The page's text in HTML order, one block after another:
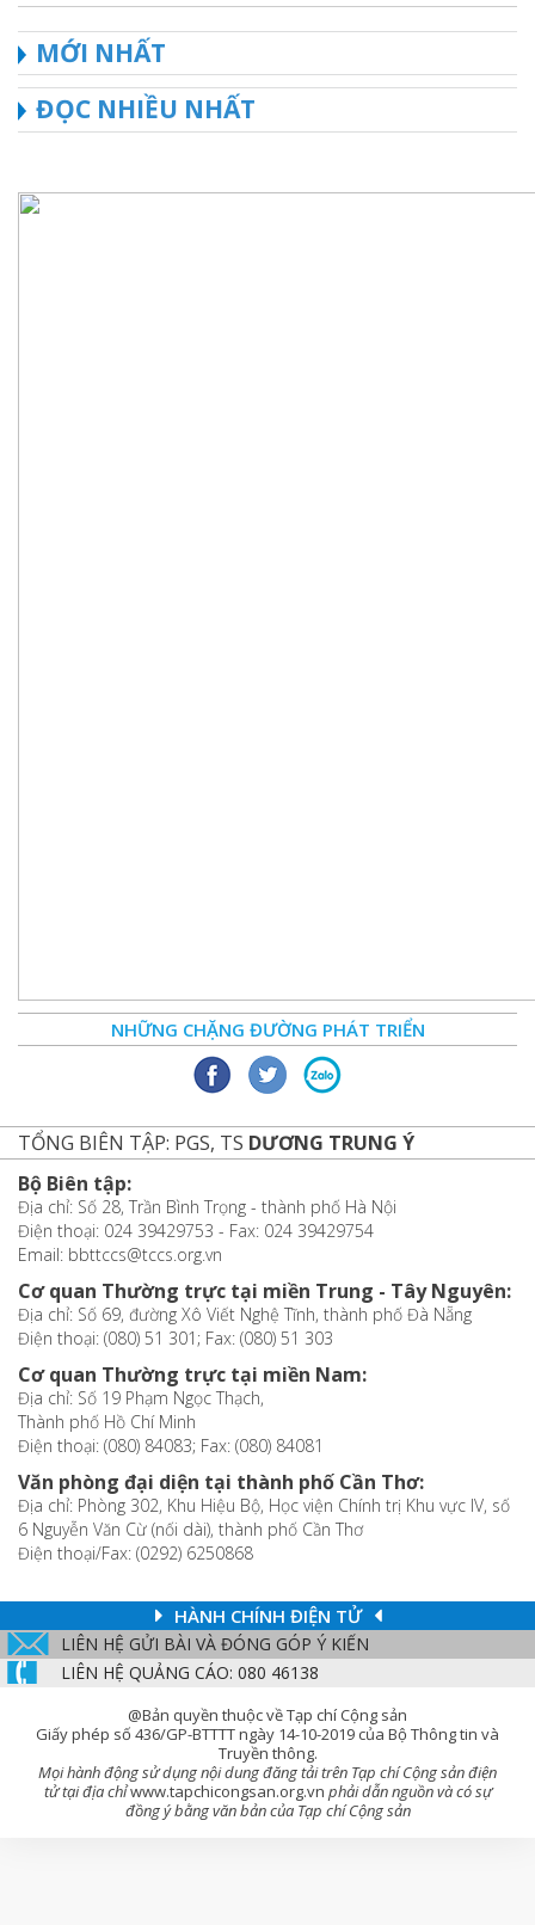
MỚI NHẤT
ĐỌC NHIỀU NHẤT
NHỮNG CHẶNG ĐƯỜNG PHÁT TRIỂN
TỔNG BIÊN TẬP: PGS, TS DƯƠNG TRUNG Ý
Bộ Biên tập:
Địa chỉ: Số 28, Trần Bình Trọng - thành phố Hà Nội
Điện thoại: 024 39429753 - Fax: 024 39429754
Email: bbttccs@tccs.org.vn
Cơ quan Thường trực tại miền Trung - Tây Nguyên:
Địa chỉ: Số 69, đường Xô Viết Nghệ Tĩnh, thành phố Đà Nẵng
Điện thoại: (080) 51 301; Fax: (080) 51 303
Cơ quan Thường trực tại miền Nam:
Địa chỉ: Số 19 Phạm Ngọc Thạch,
Thành phố Hồ Chí Minh
Điện thoại: (080) 84083; Fax: (080) 84081
Văn phòng đại diện tại thành phố Cần Thơ:
Địa chỉ: Phòng 302, Khu Hiệu Bộ, Học viện Chính trị Khu vực IV, số
6 Nguyễn Văn Cừ (nối dài), thành phố Cần Thơ
Điện thoại/Fax: (0292) 6250868
HÀNH CHÍNH ĐIỆN TỬ
LIÊN HỆ GỬI BÀI VÀ ĐÓNG GÓP Ý KIẾN
LIÊN HỆ QUẢNG CÁO: 080 46138
@Bản quyền thuộc về Tạp chí Cộng sản
Giấy phép số 436/GP-BTTTT ngày 14-10-2019 của Bộ Thông tin và
Truyền thông.
Mọi hành động sử dụng nội dung đăng tải trên Tạp chí Cộng sản điện
tử tại địa chỉwww.tapchicongsan.org.vn phải dẫn nguồn và có sự
đồng ý bằng văn bản của Tạp chí Cộng sản